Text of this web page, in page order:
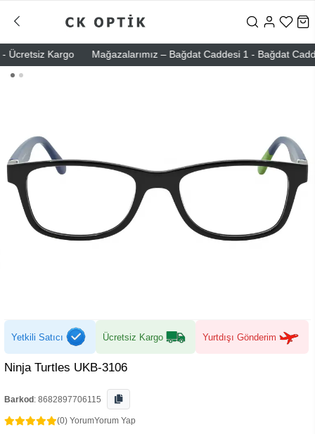
Kargo Mağazalarımız – Bağdat Caddesi 1 - Bağdat
Yetkili Satıcı Ücretsiz Kargo Yurtdışı Gönderim
Ninja Turtles UKB-3106
Barkod : 8682897706115
(0) YorumYorum Yap